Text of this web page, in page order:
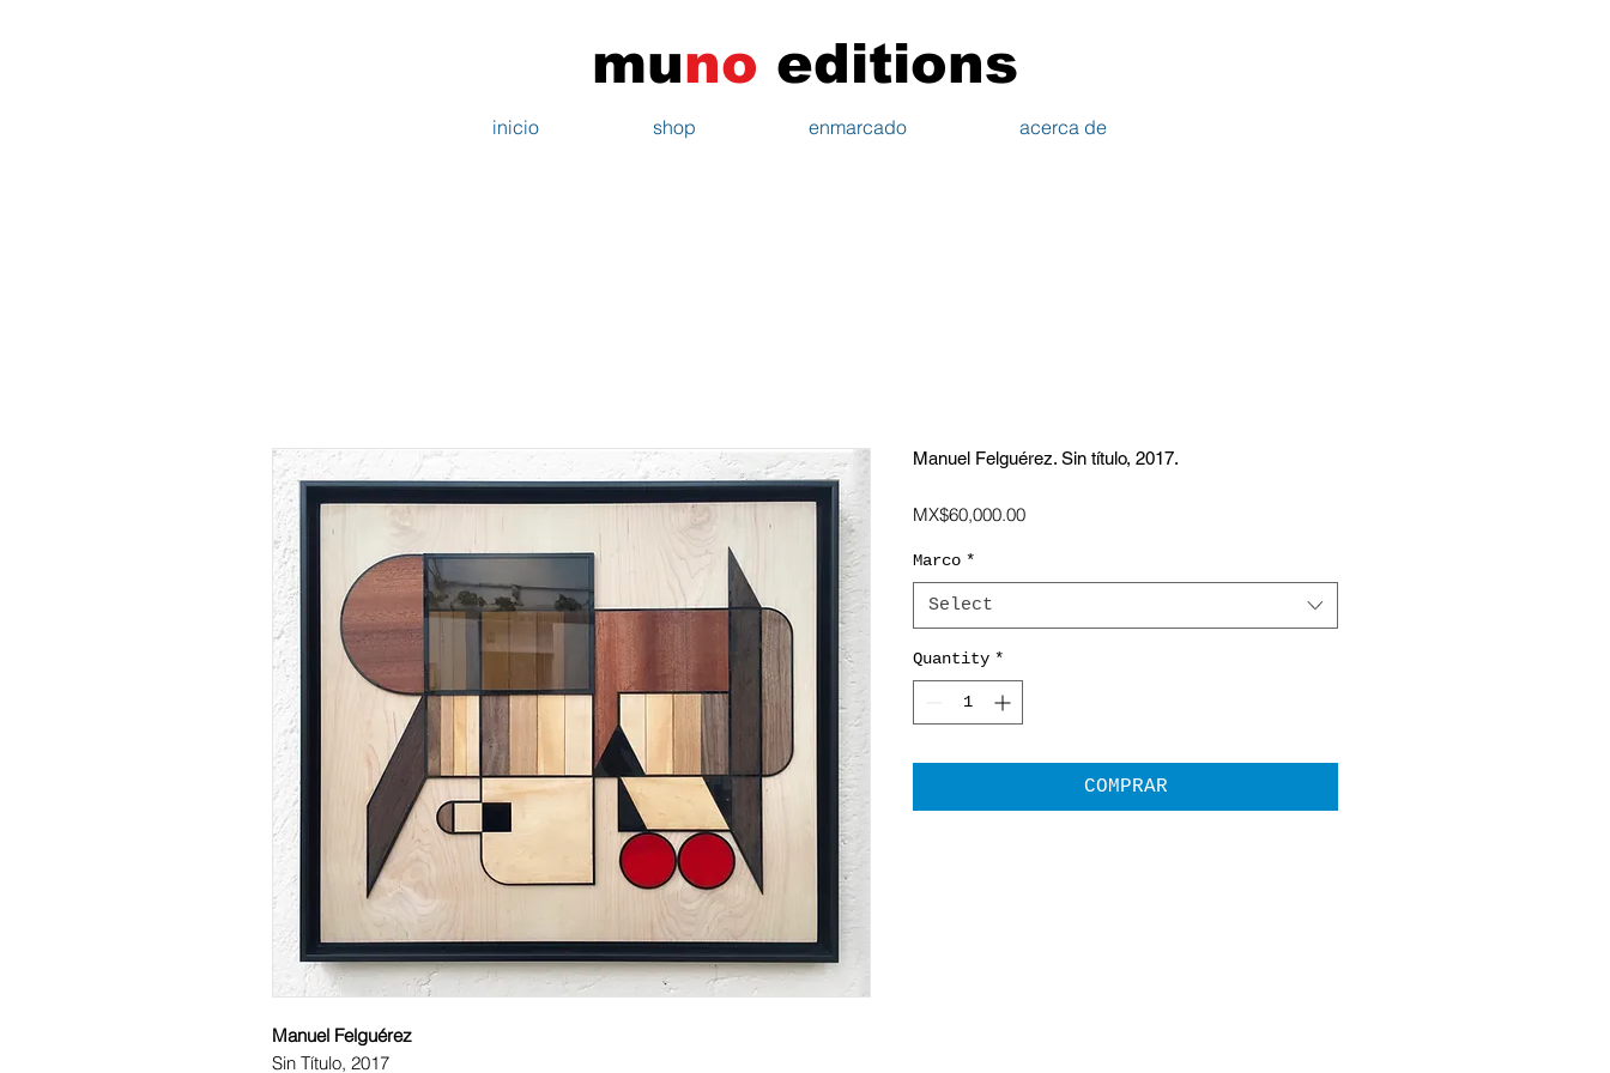
muno editions
inicio shop enmarcado acerca de
Manuel Felguérez
Sin Título, 2017
Manuel Felguérez. Sin título, 2017.
MX$60,000.00Price
Marco *
Select
Quantity *
COMPRAR